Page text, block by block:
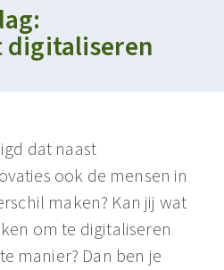
dat naast
ook de mensen in
maken? Kan jij wat
om te digitaliseren
manier? Dan ben je